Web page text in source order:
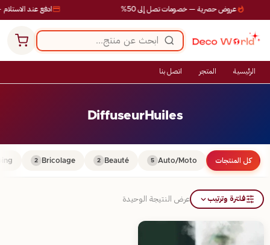
ادفع عند الاستلام عروض حصرية — خصومات تصل إلى 50%
الرئيسية المتجر اتصل بنا
DiffuseurHuiles
كل المنتجات Auto/Moto
5
Beauté
2
Bricolage
2
فلترة وترتيب عرض النتيجة الوحيدة